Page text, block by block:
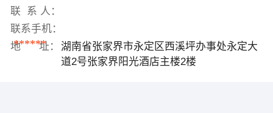
联 系 人：
联系手机：
******
地 址：
湖南省张家界市永定区西溪坪办事处永定大
道2号张家界阳光酒店主楼2楼